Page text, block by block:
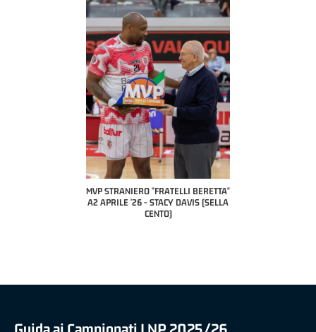
MVP "FRATELLI BERETTA" SAMUEL
DILAS B NAZIONALE APRILE '26 -
MARCO RESTELLI (TAV TREVIGLIO